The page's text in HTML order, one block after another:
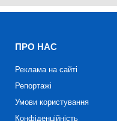
ПРО НАС
Реклама на сайті
Репортажі
Умови користування
Конфіденційність